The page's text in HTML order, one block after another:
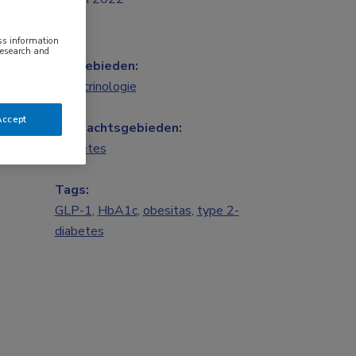
Vakgebieden:
Endocrinologie
Aandachtsgebieden:
Diabetes
Tags:
GLP-1, HbA1c, obesitas, type 2-
diabetes
information
and